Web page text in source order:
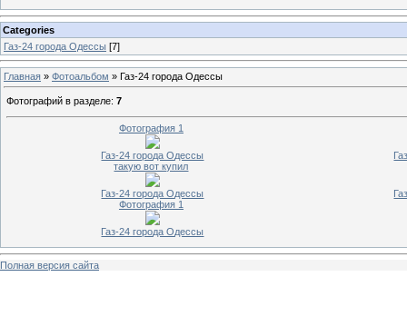
Categories
Газ-24 города Одессы [7]
Главная » Фотоальбом » Газ-24 города Одессы
Фотографий в разделе: 7
Фотография 1
Газ-24 города Одессы
такую вот купил
Газ-24 города Одессы
Фотография 1
Газ-24 города Одессы
Полная версия сайта